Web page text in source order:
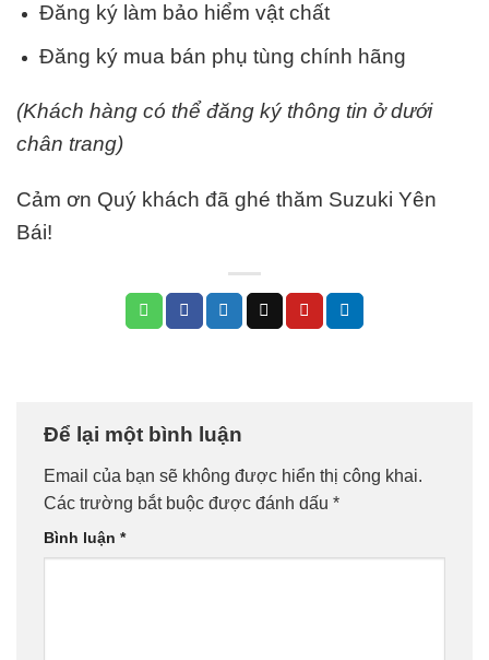
Đăng ký làm bảo hiểm vật chất
Đăng ký mua bán phụ tùng chính hãng
(Khách hàng có thể đăng ký thông tin ở dưới
chân trang)
Cảm ơn Quý khách đã ghé thăm Suzuki Yên
Bái!
Để lại một bình luận
Email của bạn sẽ không được hiển thị công khai.
Các trường bắt buộc được đánh dấu *
Bình luận *